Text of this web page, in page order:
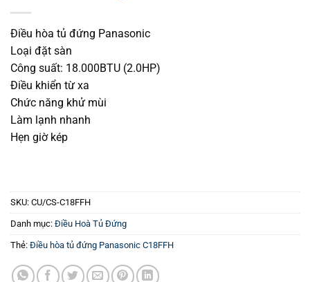
Điều hòa tủ đứng Panasonic
Loại đặt sàn
Công suất: 18.000BTU (2.0HP)
Điều khiển từ xa
Chức năng khử mùi
Làm lạnh nhanh
Hẹn giờ kép
SKU: CU/CS-C18FFH
Danh mục: Điều Hoà Tủ Đứng
Thẻ: Điều hòa tủ đứng Panasonic C18FFH